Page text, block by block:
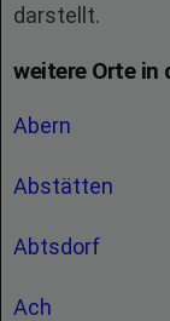
darstellt.
weitere Orte in
Abern
Abstätten
Abtsdorf
Ach